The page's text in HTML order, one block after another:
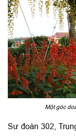
Một góc
Sư đoàn 302,